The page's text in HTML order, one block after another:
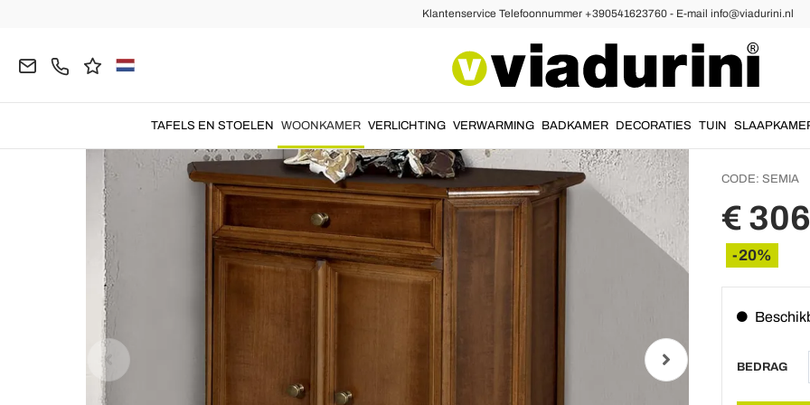
Klantenservice Telefoonnummer +390541623760 - E-mail info@viadurini.nl
TAFELS EN STOELEN WOONKAMER VERLICHTING VERWARMING BADKAMER DECORATIES TUINSemia
CODE: SEMIA
€
-20%
BEDRAG